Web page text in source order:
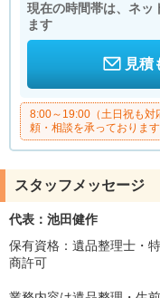
現在の時間帯は、ネッ
ます
見積
8:00～19:00（土日祝も対
頼・相談を承っておりま
スタッフメッセージ
代表：池田健作
保有資格：遺品整理士・
商許可